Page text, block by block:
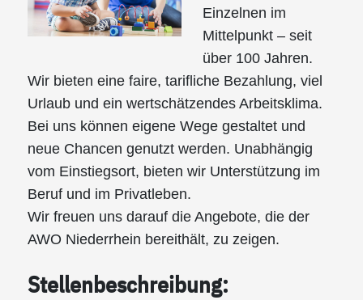
Einzelnen im
Mittelpunkt – seit
über 100 Jahren.
Wir bieten eine faire, tarifliche Bezahlung, viel
Urlaub und ein wertschätzendes Arbeitsklima.
Bei uns können eigene Wege gestaltet und
neue Chancen genutzt werden. Unabhängig
vom Einstiegsort, bieten wir Unterstützung im
Beruf und im Privatleben.
Wir freuen uns darauf die Angebote, die der
AWO Niederrhein bereithält, zu zeigen.
Stellenbeschreibung: